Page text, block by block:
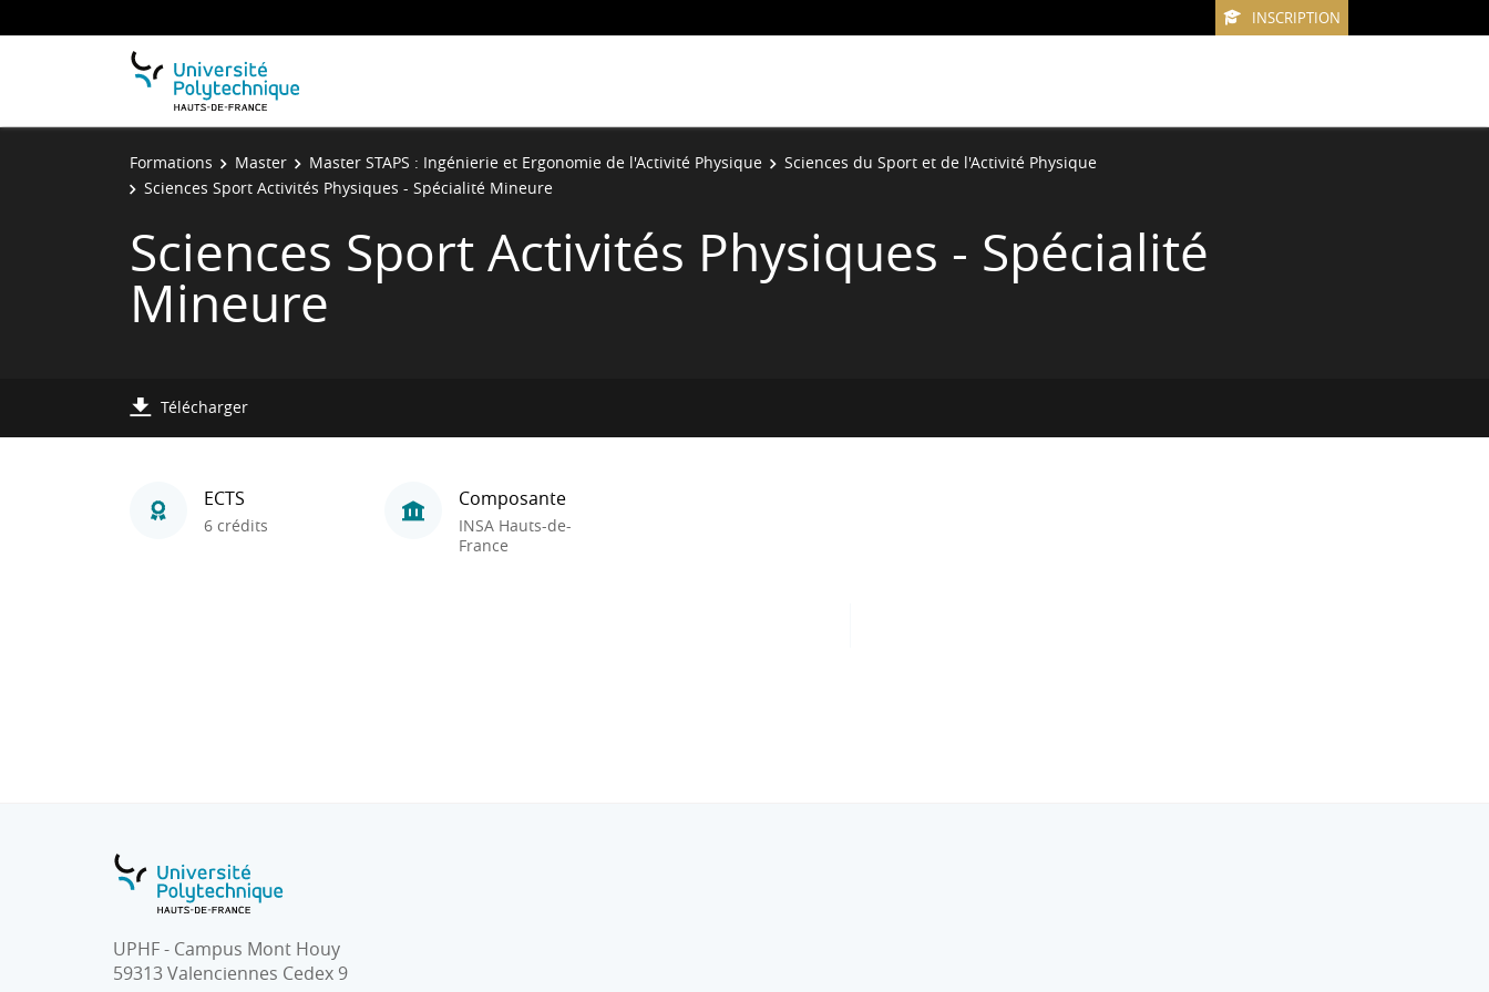
INSCRIPTION
Formations Master Master STAPS : Ingénierie et Ergonomie de l'Activité Physique
Sciences du Sport et de l'Activité Physique
Sciences Sport Activités Physiques - Spécialité Mineure
Sciences Sport Activités Physiques - Spécialité
Mineure
Télécharger
ECTS
6 crédits
Composante
INSA Hauts-de-
France
UPHF - Campus Mont Houy
59313 Valenciennes Cedex 9